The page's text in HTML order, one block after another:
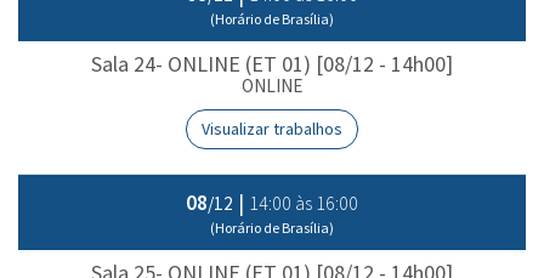
(Horário de Brasília)
Sala 24- ONLINE (ET 01) [08/12 - 14h00]
ONLINE
Visualizar trabalhos
08/12 | 14:00 às 16:00
(Horário de Brasília)